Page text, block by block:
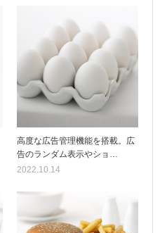
高度な広告管理機能を搭載。広
告のランダム表示やショ…
2022.10.14